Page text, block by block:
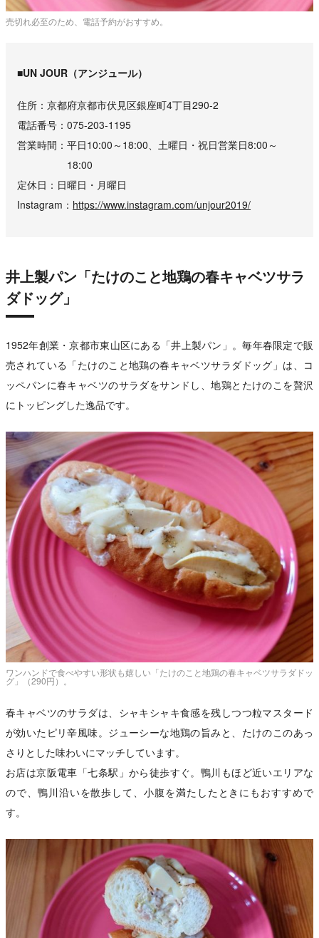
売切れ必至のため、電話予約がおすすめ。
■UN JOUR（アンジュール）
住所
京都府京都市伏見区銀座町4丁目290-2
電話番号
075-203-1195
営業時間
平日10:00～18:00、土曜日・祝日営業日8:00～
18:00
定休日
日曜日・月曜日
Instagram
https://www.instagram.com/unjour2019/
井上製パン「たけのこと地鶏の春キャベツサラ
ダドッグ」
1952年創業・京都市東山区にある「井上製パン」。毎年春限定で販
売されている「たけのこと地鶏の春キャベツサラダドッグ」は、コ
ッペパンに春キャベツのサラダをサンドし、地鶏とたけのこを贅沢
にトッピングした逸品です。
ワンハンドで食べやすい形状も嬉しい「たけのこと地鶏の春キャベツサラダドッ
グ」（290円）。
春キャベツのサラダは、シャキシャキ食感を残しつつ粒マスタード
が効いたピリ辛風味。ジューシーな地鶏の旨みと、たけのこのあっ
さりとした味わいにマッチしています。
お店は京阪電車「七条駅」から徒歩すぐ。鴨川もほど近いエリアな
ので、鴨川沿いを散歩して、小腹を満たしたときにもおすすめで
す。